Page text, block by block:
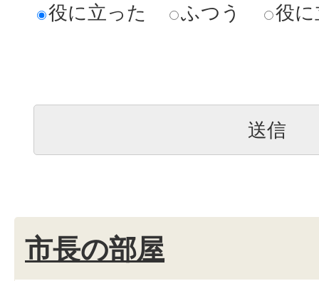
役に立った
ふつう 役
市長の部屋